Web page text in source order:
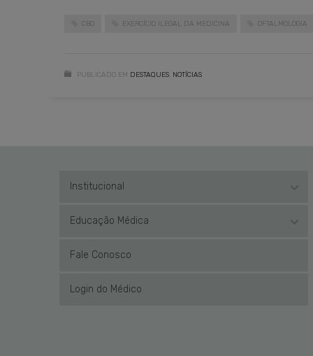
CBO EXERCÍCIO ILEGAL DA MEDICINA OFTALMOLOGIA
PUBLICADO EM DESTAQUES NOTÍCIAS
Institucional
Educação Médica
Fale Conosco
Login do Médico